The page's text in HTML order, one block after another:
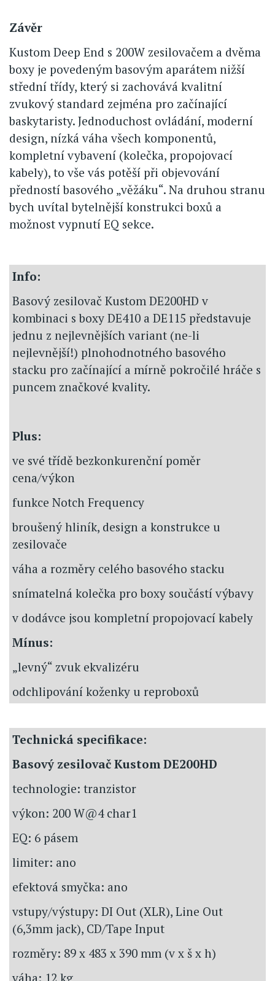
Závěr
Kustom Deep End s 200W zesilovačem a dvěma
boxy je povedeným basovým aparátem nižší
střední třídy, který si zachovává kvalitní
zvukový standard zejména pro začínající
baskytaristy. Jednoduchost ovládání, moderní
design, nízká váha všech komponentů,
kompletní vybavení (kolečka, propojovací
kabely), to vše vás potěší při objevování
předností basového „věžáku“. Na druhou stranu
bych uvítal bytelnější konstrukci boxů a
možnost vypnutí EQ sekce.
Info:
Basový zesilovač Kustom DE200HD v
kombinaci s boxy DE410 a DE115 představuje
jednu z nejlevnějších variant (ne-li
nejlevnější!) plnohodnotného basového
stacku pro začínající a mírně pokročilé hráče s
puncem značkové kvality.
Plus:
ve své třídě bezkonkurenční poměr
cena/výkon
funkce Notch Frequency
broušený hliník, design a konstrukce u
zesilovače
váha a rozměry celého basového stacku
snímatelná kolečka pro boxy součástí výbavy
v dodávce jsou kompletní propojovací kabely
Mínus:
„levný“ zvuk ekvalizéru
odchlipování koženky u reproboxů
Technická specifikace:
Basový zesilovač Kustom DE200HD
technologie: tranzistor
výkon: 200 W@4 char1
EQ: 6 pásem
limiter: ano
efektová smyčka: ano
vstupy/výstupy: DI Out (XLR), Line Out
(6,3mm jack), CD/Tape Input
rozměry: 89 x 483 x 390 mm (v x š x h)
váha: 12 kg